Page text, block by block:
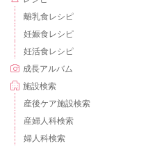
離乳食レシピ
妊娠食レシピ
妊活食レシピ
成長アルバム
施設検索
産後ケア施設検索
産婦人科検索
婦人科検索